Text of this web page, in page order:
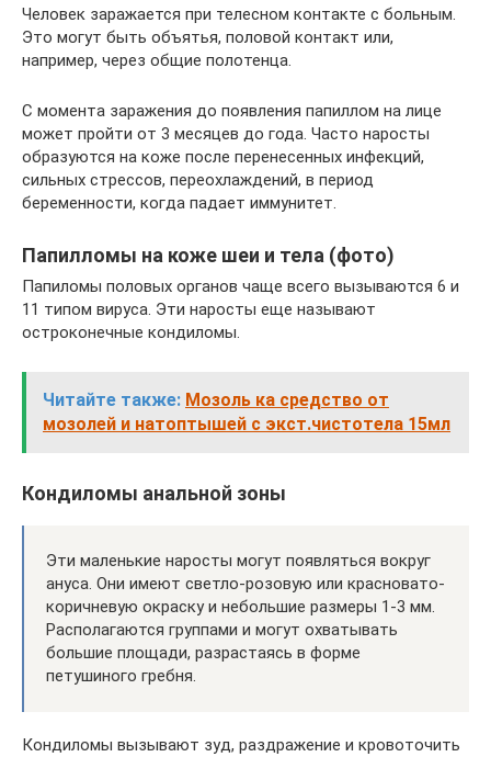
Человек заражается при телесном контакте с больным.
Это могут быть объятья, половой контакт или,
например, через общие полотенца.
С момента заражения до появления папиллом на лице
может пройти от 3 месяцев до года. Часто наросты
образуются на коже после перенесенных инфекций,
сильных стрессов, переохлаждений, в период
беременности, когда падает иммунитет.
Папилломы на коже шеи и тела (фото)
Папиломы половых органов чаще всего вызываются 6 и
11 типом вируса. Эти наросты еще называют
остроконечные кондиломы.
Читайте также: Мозоль ка средство от
мозолей и натоптышей с экст.чистотела 15мл
Кондиломы анальной зоны
Эти маленькие наросты могут появляться вокруг
ануса. Они имеют светло-розовую или красновато-
коричневую окраску и небольшие размеры 1-3 мм.
Располагаются группами и могут охватывать
большие площади, разрастаясь в форме
петушиного гребня.
Кондиломы вызывают зуд, раздражение и кровоточить